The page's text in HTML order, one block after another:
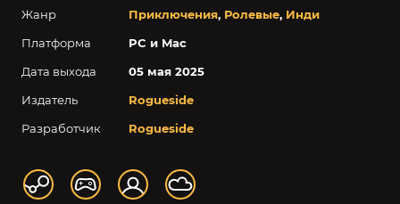
Жанр Приключения, Ролевые, Инди
Платформа
PC и Mac
Дата выхода
05 мая 2025
Издатель
Rogueside
Разработчик
Rogueside